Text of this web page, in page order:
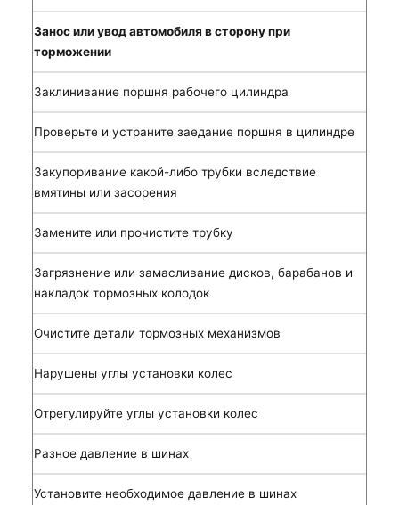
Занос или увод автомобиля в сторону при
торможении
Заклинивание поршня рабочего цилиндра
Проверьте и устраните заедание поршня в цилиндре
Закупоривание какой-либо трубки вследствие
вмятины или засорения
Замените или прочистите трубку
Загрязнение или замасливание дисков, барабанов и
накладок тормозных колодок
Очистите детали тормозных механизмов
Нарушены углы установки колес
Отрегулируйте углы установки колес
Разное давление в шинах
Установите необходимое давление в шинах